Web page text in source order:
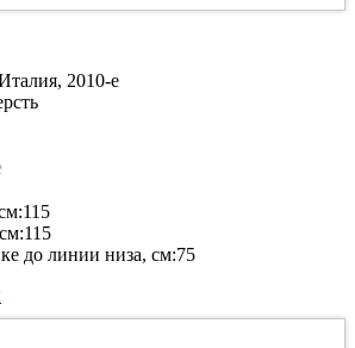
2010-е
до линии низа, см:75
115
115